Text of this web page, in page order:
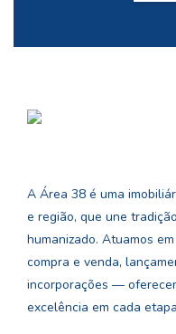
A Área 38 é uma
e região, que une
humanizado. Atuamos
compra e venda,
incorporações —
excelência em cada